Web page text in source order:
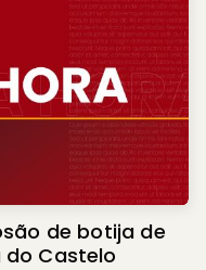
de botija de
do Castelo